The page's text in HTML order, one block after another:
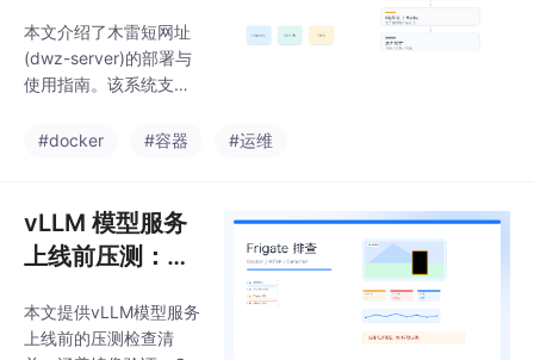
点镜像拉取、配置Dock
er镜像源优化拉取速
度、调整pull_policy策
以避免重复拉取。最终
A/B 测试和统计
配置
本文介绍了木雷短网址
(dwz-server)的部署与
使用指南。该系统支持
理、A/B测试、点击统
景。文章详细说明了最
小Docker Compose配
置、健康检查、域名配
(Mysql/PostgreSQL+R
edis)、A/B测试接口使
#docker #容器 #运维
vLLM 模型服务
上线前压测：Do
U 和 k6 基线检
本文提供vLLM模型服务
上线前的压测检查清